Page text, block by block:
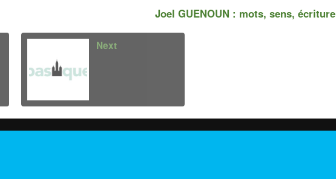
Joel GUENOUN : mots, sens, écriture
Next